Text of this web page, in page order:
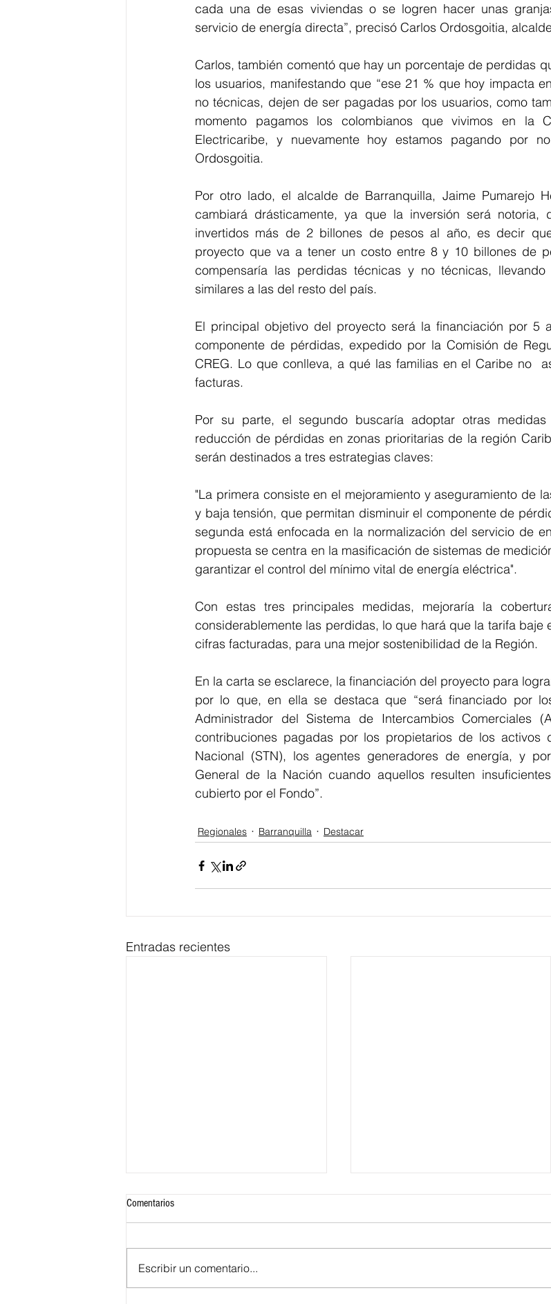
cada una de esas viviendas o se logren hacer unas
servicio de energía directa”, precisó Carlos Ordosgoitia,
Carlos, también comentó que hay un porcentaje de perdidas
los usuarios, manifestando que “ese 21 % que hoy impacta
no técnicas, dejen de ser pagadas por los usuarios, como
momento pagamos los colombianos que vivimos en la
Electricaribe, y nuevamente hoy estamos pagando por
Ordosgoitia.
Por otro lado, el alcalde de Barranquilla, Jaime Pumarejo
cambiará drásticamente, ya que la inversión será notoria,
invertidos más de 2 billones de pesos al año, es decir
proyecto que va a tener un costo entre 8 y 10 billones de
compensaría las perdidas técnicas y no técnicas,
similares a las del resto del país.
El principal objetivo del proyecto será la financiación por 5
componente de pérdidas, expedido por la Comisión de
CREG. Lo que conlleva, a qué las familias en el Caribe no
facturas.
Por su parte, el segundo buscaría adoptar otras
reducción de pérdidas en zonas prioritarias de la región
serán destinados a tres estrategias claves:
"La primera consiste en el mejoramiento y aseguramiento de
y baja tensión, que permitan disminuir el componente de
segunda está enfocada en la normalización del servicio de
propuesta se centra en la masificación de sistemas de
garantizar el control del mínimo vital de energía eléctrica".
Con estas tres principales medidas, mejoraría la
considerablemente las perdidas, lo que hará que la tarifa baje
cifras facturadas, para una mejor sostenibilidad de la Región.
En la carta se esclarece, la financiación del proyecto para
por lo que, en ella se destaca que “será financiado por
Administrador del Sistema de Intercambios Comerciales
contribuciones pagadas por los propietarios de los activos
Nacional (STN), los agentes generadores de energía, y
General de la Nación cuando aquellos resulten
cubierto por el Fondo”.
Regionales Barranquilla Destacar
Entradas recientes
Comentarios
Escribir un comentario...